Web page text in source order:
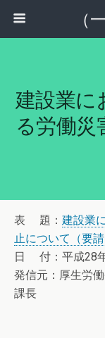
（
建設業に
る労働災
表 題： 建設業
止について（要請
日 付：平成28
発信元：厚生労
課長